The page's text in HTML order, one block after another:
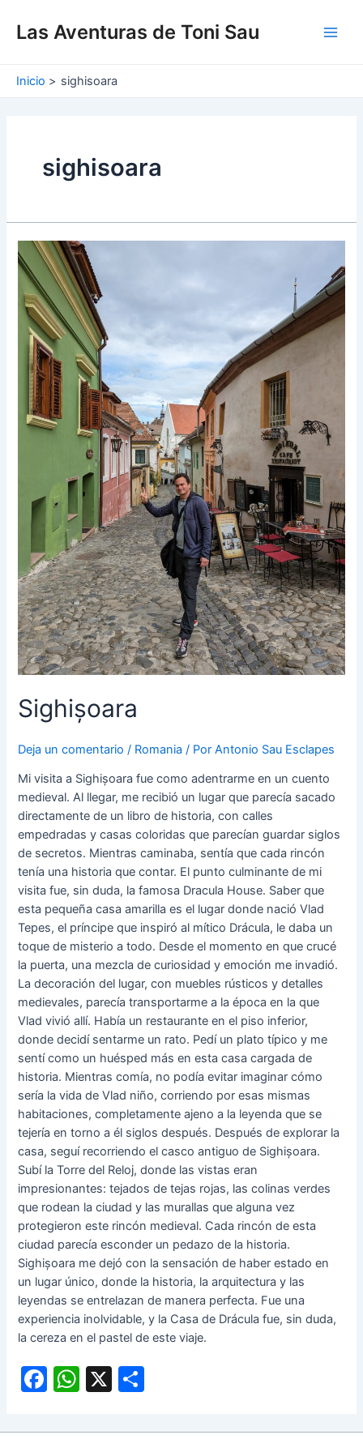
Las Aventuras de Toni Sau
Inicio sighisoara
sighisoara
Sighișoara
Deja un comentario / Romania / PorAntonio Sau Esclapes
Mi visita a Sighișoara fue como adentrarme en un cuento
medieval. Al llegar, me recibió un lugar que parecía sacado
directamente de un libro de historia, con calles
empedradas y casas coloridas que parecían guardar siglos
de secretos. Mientras caminaba, sentía que cada rincón
tenía una historia que contar. El punto culminante de mi
visita fue, sin duda, la famosa Dracula House. Saber que
esta pequeña casa amarilla es el lugar donde nació Vlad
Tepes, el príncipe que inspiró al mítico Drácula, le daba un
toque de misterio a todo. Desde el momento en que crucé
la puerta, una mezcla de curiosidad y emoción me invadió.
La decoración del lugar, con muebles rústicos y detalles
medievales, parecía transportarme a la época en la que
Vlad vivió allí. Había un restaurante en el piso inferior,
donde decidí sentarme un rato. Pedí un plato típico y me
sentí como un huésped más en esta casa cargada de
historia. Mientras comía, no podía evitar imaginar cómo
sería la vida de Vlad niño, corriendo por esas mismas
habitaciones, completamente ajeno a la leyenda que se
tejería en torno a él siglos después. Después de explorar la
casa, seguí recorriendo el casco antiguo de Sighișoara.
Subí la Torre del Reloj, donde las vistas eran
impresionantes: tejados de tejas rojas, las colinas verdes
que rodean la ciudad y las murallas que alguna vez
protegieron este rincón medieval. Cada rincón de esta
ciudad parecía esconder un pedazo de la historia.
Sighișoara me dejó con la sensación de haber estado en
un lugar único, donde la historia, la arquitectura y las
leyendas se entrelazan de manera perfecta. Fue una
experiencia inolvidable, y la Casa de Drácula fue, sin duda,
la cereza en el pastel de este viaje.
F
c
W
at
X
m